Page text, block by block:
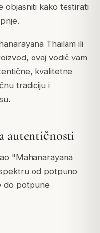
objasniti kako testirati
Thailam ili
ovaj vodič vam
kvalitetne
tradiciju i
autentičnosti
"Mahanarayana
od potpuno
do potpune